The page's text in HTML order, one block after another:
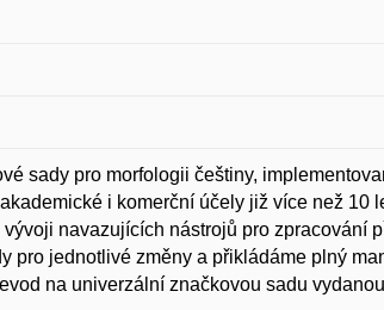
sady pro morfologii češtiny,
i komerční účely již více než 10
navazujících nástrojů pro zpracování
pro jednotlivé změny a přikládáme plný
na univerzální značkovou sadu